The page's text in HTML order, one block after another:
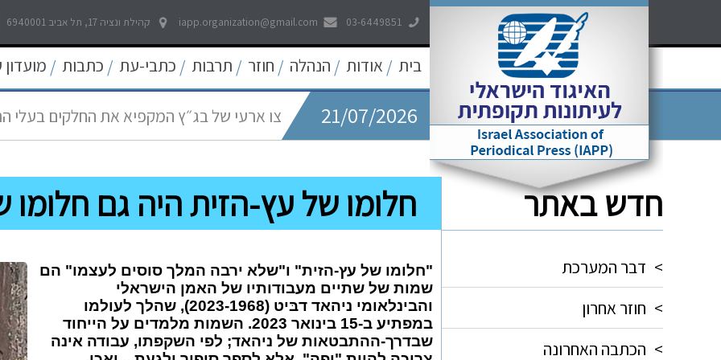
03-6449851
iapp.organization@gmail.com קהילת ונציה 17, תל אביב 6940001
בית / אודות / הנהלה / חוזר / תרבות / כתבי-עת / כתבות / מועדון 21/07/2026 לאפשר דיווח פתוח וחופשי לכל אמצעי
21/07/2026 צו ארעי של בג״ץ המקפיא את החלקים בעלי
22/05/2026 פסיקה היסטורית של בית המשפט העליון חדש באתר
> דבר המערכת
> חוזר אחרון
> הכתבה האחרונה
חלומו של עץ-הזית היה גם חלומו
"חלומו של עץ-הזית" ו"שלא ירבה המלך סוסים לעצמו" הם
שמות של שתיים מעבודותיו של האמן הישראלי
והבינלאומי ניהאד דבּיט (2023-1968), שהלך לעולמו
במפתיע ב-15 בינואר 2023. השמות מלמדים על הייחוד
שבדרך-ההתבטאות של ניהאד; לפי השקפתו, עבודה אינה